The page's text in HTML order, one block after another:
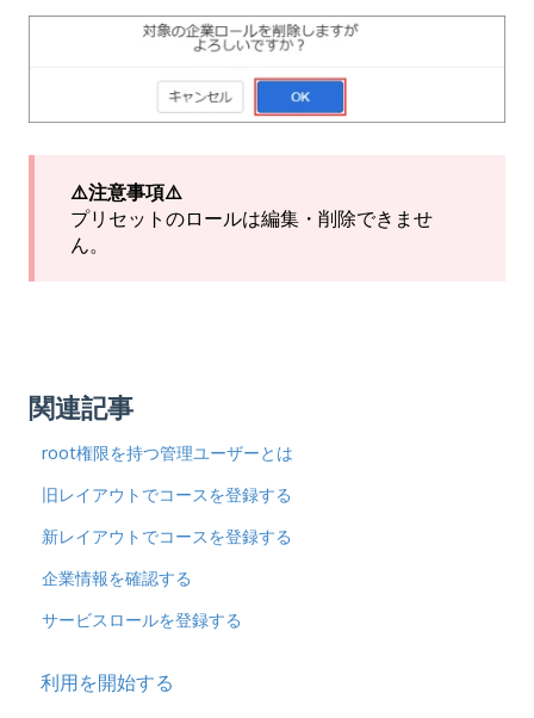
⚠️注意事項⚠️
プリセットのロールは編集・削除できませ
ん。
関連記事
root権限を持つ管理ユーザーとは
旧レイアウトでコースを登録する
新レイアウトでコースを登録する
企業情報を確認する
サービスロールを登録する
利用を開始する